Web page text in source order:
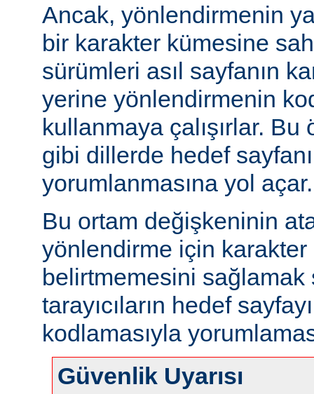
Ancak, yönlendirmenin
bir karakter kümesine
sürümleri asıl sayfanın
yerine yönlendirmenin
kullanmaya çalışırlar.
gibi dillerde hedef
yorumlanmasına yol açar.
Bu ortam değişkeninin
yönlendirme için karakter
belirtmemesini sağlamak
tarayıcıların hedef
kodlamasıyla
Güvenlik Uyarısı